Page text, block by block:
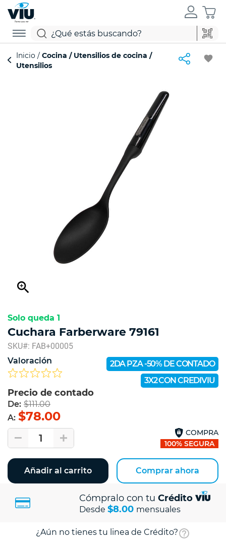
Inicio Cocina Utensilios de cocina
Utensilios
favorite
zoom_in
Solo queda 1
Cuchara Farberware 79161
SKU#: FAB+00005
Valoración
Precio de contado
De: $111.00
A: $78.00
1
2DA PZA -50% DE CONTADO
3X2 CON CREDIVIU
COMPRA
100% SEGURA
Añadir al carrito Comprar ahora
Cómpralo con tu Crédito
Desde $8.00 mensuales
¿Aún no tienes tu linea de Crédito?